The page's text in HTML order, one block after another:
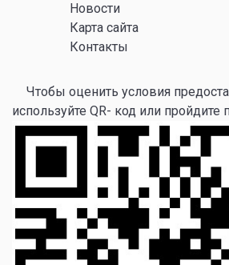
Новости
Карта сайта
Контакты
Чтобы оценить условия
используйте QR- код или